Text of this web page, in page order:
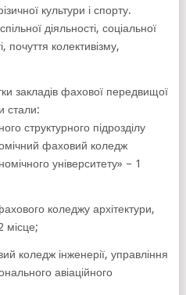
культури і спорту.
діяльності, соціальної
почуття колективізму,
закладів фахової передвищої
стали:
структурного підрозділу
фаховий коледж
університету» – 1
коледжу архітектури,
місце;
коледж інженерії, управління
авіаційного